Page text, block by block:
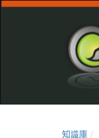
知識庫